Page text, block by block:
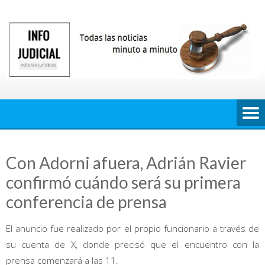
contenido
Con Adorni afuera, Adrián Ravier
confirmó cuándo será su primera
conferencia de prensa
El anuncio fue realizado por el propio funcionario a través de
su cuenta de X, donde precisó que el encuentro con la
prensa comenzará a las 11.